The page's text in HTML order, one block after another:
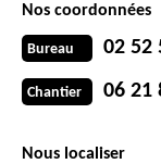
Nos coordonnées
Bureau 02 52
Chantier 06 21
Nous localiser